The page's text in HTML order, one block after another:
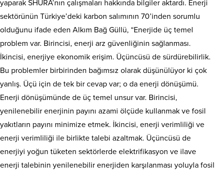
yaparak SHURA’nın çalışmaları hakkında bilgiler aktardı. Enerji
sektörünün Türkiye’deki karbon salımının 70’inden sorumlu
olduğunu ifade eden Alkım Bağ Güllü, “Enerjide üç temel
problem var. Birincisi, enerji arz güvenliğinin sağlanması.
İkincisi, enerjiye ekonomik erişim. Üçüncüsü de sürdürebilirlik.
Bu problemler birbirinden bağımsız olarak düşünülüyor ki çok
yanlış. Üçü için de tek bir cevap var; o da enerji dönüşümü.
Enerji dönüşümünde de üç temel unsur var. Birincisi,
yenilenebilir enerjinin payını azami ölçüde kullanmak ve fosil
yakıtların payını minimize etmek. İkincisi, enerji verimliliği ve
enerji verimliliği ile birlikte talebi azaltmak. Üçüncüsü de
enerjiyi yoğun tüketen sektörlerde elektrifikasyon ve ilave
enerji talebinin yenilenebilir enerjiden karşılanması yoluyla fosil